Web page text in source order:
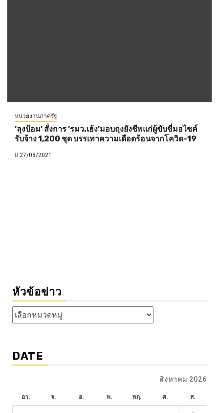
หน่วยงานภาครัฐ
‘ลุงป้อม’ สั่งการ ‘รมว.เฮ้ง’มอบถุงยังชีพแก่ผู้ขับขี่มอไซค์
รับจ้าง 1,200 ชุด บรรเทาความเดือดร้อนจากโควิด-19
27/08/2021
หัวข้อข่าว
หัวข้อ
ข่าว
DATE
สิงหาคม 2026
อา. จ. อ. พ. พฤ. ศ. ส.